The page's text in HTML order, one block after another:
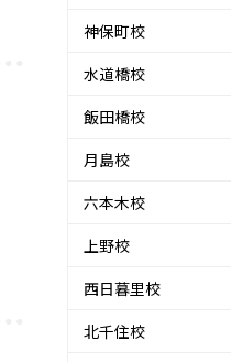
神保町校
水道橋校
飯田橋校
月島校
六本木校
上野校
西日暮里校
北千住校